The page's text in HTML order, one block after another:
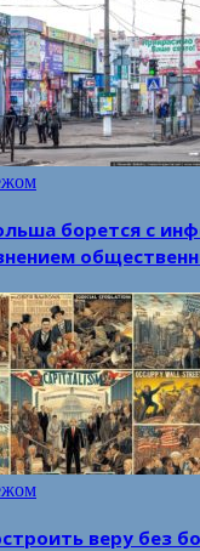
борется с
веру без